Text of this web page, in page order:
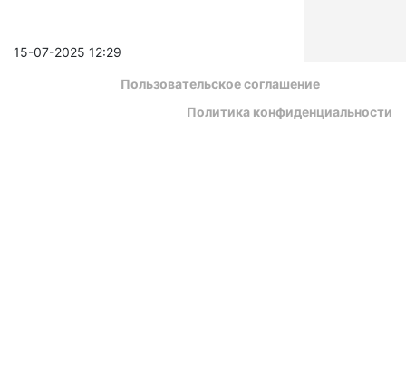
15-07-2025 12:29
Пользовательское соглашение
Политика конфиденциальности